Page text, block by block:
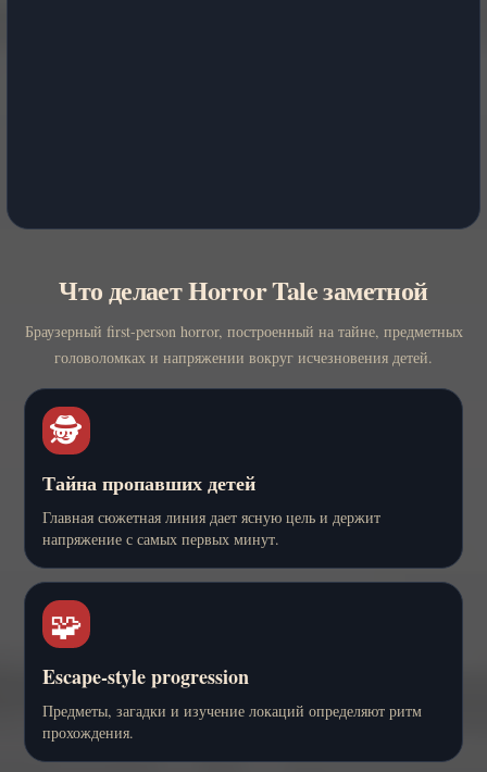
Что делает Horror Tale заметной
Браузерный first-person horror, построенный на тайне, предметных
головоломках и напряжении вокруг исчезновения детей.
🕵️
Тайна пропавших детей
Главная сюжетная линия дает ясную цель и держит
напряжение с самых первых минут.
🧩
Escape-style progression
Предметы, загадки и изучение локаций определяют ритм
прохождения.